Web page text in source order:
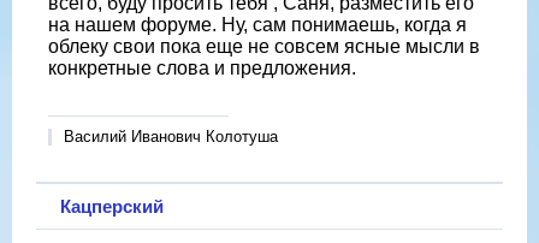
на нашем форуме. Ну, сам понимаешь, когда я
облеку свои пока еще не совсем ясные мысли в
конкретные слова и предложения.
Василий Иванович Колотуша
Кацперский